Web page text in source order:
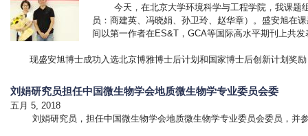
今天，在北京大学环境科学与工程学院，我课题组
员：商建英、冯晓娟、孙卫玲、赵华章）。盛安旭在
间以第一作者在ES&T，GCA等国际高水平期刊上共
现盛安旭博士成功入选北京博雅博士后计划和国家博士后创新计划奖励
刘娟研究员担任中国微生物学会地质微生物学专业委员会委
五月 5, 2018
刘娟研究员，担任中国微生物学会地质微生物学专业委员会委员，并